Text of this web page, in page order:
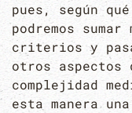
pues, según
podremos
criterios y
otros aspectos
complejidad
esta manera